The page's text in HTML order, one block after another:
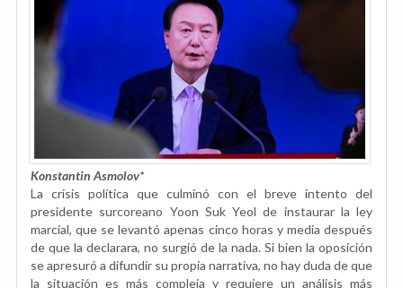
Konstantin Asmolov*
La crisis política que culminó con el breve intento del
presidente surcoreano Yoon Suk Yeol de instaurar la ley
marcial, que se levantó apenas cinco horas y media después
de que la declarara, no surgió de la nada. Si bien la oposición
se apresuró a difundir su propia narrativa, no hay duda de que
la situación es más compleja y requiere un análisis más